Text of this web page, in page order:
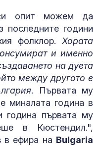
опит можем да
последните години
фолклор. Хората
и именно
на дуета
между другото е
. Първата му
миналата година в
година първата му
в Кюстендил.",
в ефира на Bulgaria